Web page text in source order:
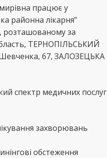
працює у
районна лікарня”
розташованому за
ТЕРНОПІЛЬСЬКИЙ
67, ЗАЛОЗЕЦЬКА
спектр медичних послуг
захворювань
обстеження